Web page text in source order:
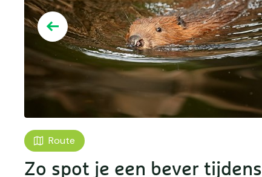
Route
Zo spot je een bever tijdens